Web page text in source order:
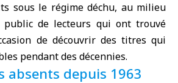
sous le régime déchu, au milieu
public de lecteurs qui ont trouvé
de découvrir des titres qui
pendant des décennies.
absents depuis 1963